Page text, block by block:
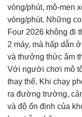
vòng/phút, mô-men
vòng/phút. Những
Four 2026 không đi
2 máy, mà hấp dẫn
và thưởng thức âm
Với người chơi mô
thay thế. Khi chạy
ra đường trường,
và độ ổn định của